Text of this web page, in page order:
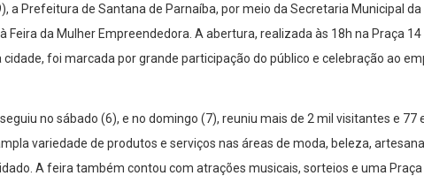
a Prefeitura de Santana de Parnaíba, por meio da Secretaria Municipal da
Feira da Mulher Empreendedora. A abertura, realizada às 18h na Praça
cidade, foi marcada por grande participação do público e celebração ao
no sábado (6), e no domingo (7), reuniu mais de 2 mil visitantes e 77
variedade de produtos e serviços nas áreas de moda, beleza,
A feira também contou com atrações musicais, sorteios e uma